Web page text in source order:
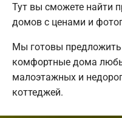
Тут вы сможете найти
домов с ценами и
Мы готовы
комфортные дома
малоэтажных и
коттеджей.